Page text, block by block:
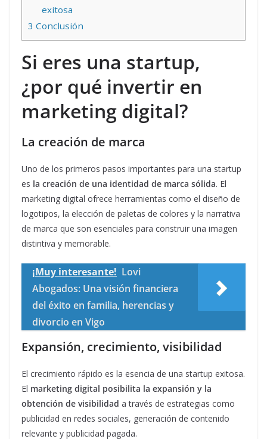
exitosa
3 Conclusión
Si eres una startup,
¿por qué invertir en
marketing digital?
La creación de marca
Uno de los primeros pasos importantes para una startup
es la creación de una identidad de marca sólida. El
marketing digital ofrece herramientas como el diseño de
logotipos, la elección de paletas de colores y la narrativa
de marca que son esenciales para construir una imagen
distintiva y memorable.
¡Muy interesante! Lovi
Abogados: Una visión financiera
del éxito en familia, herencias y
divorcio en Vigo
Expansión, crecimiento, visibilidad
El crecimiento rápido es la esencia de una startup exitosa.
El marketing digital posibilita la expansión y la
obtención de visibilidad a través de estrategias como
publicidad en redes sociales, generación de contenido
relevante y publicidad pagada.